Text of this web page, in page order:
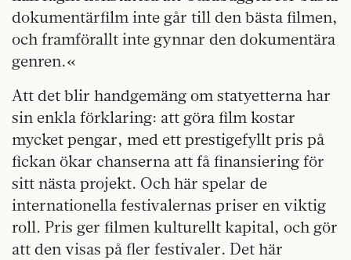
dokumentärfilm inte går till den bästa filmen,
och framförallt inte gynnar den dokumentära
genren.«
Att det blir handgemäng om statyetterna har
sin enkla förklaring: att göra film kostar
mycket pengar, med ett prestigefyllt pris på
fickan ökar chanserna att få finansiering för
sitt nästa projekt. Och här spelar de
internationella festivalernas priser en viktig
roll. Pris ger filmen kulturellt kapital, och gör
att den visas på fler festivaler. Det här